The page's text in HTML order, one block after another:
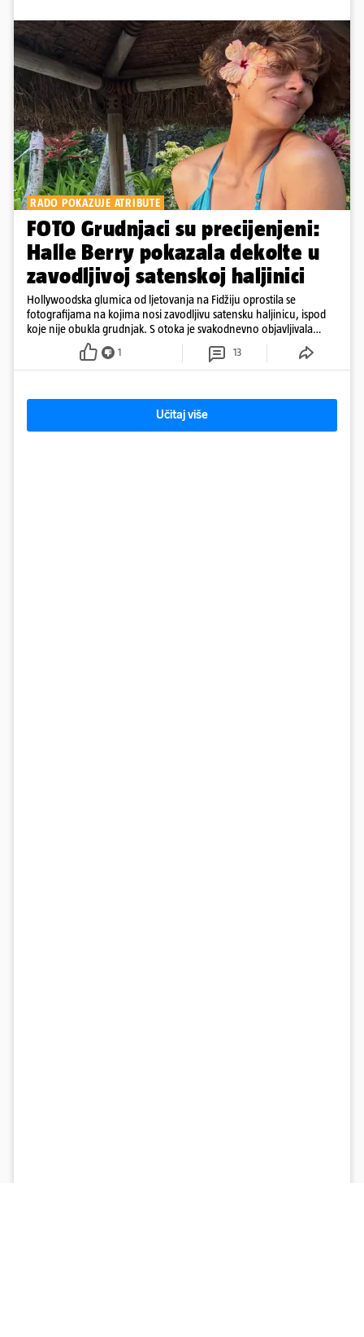
RADO POKAZUJE ATRIBUTE
FOTO Grudnjaci su precijenjeni:
Halle Berry pokazala dekolte u
zavodljivoj satenskoj haljinici
Hollywoodska glumica od ljetovanja na Fidžiju oprostila se
fotografijama na kojima nosi zavodljivu satensku haljinicu, ispod
koje nije obukla grudnjak. S otoka je svakodnevno objavljivala
fotografije u kupaćem
1 13
Učitaj više